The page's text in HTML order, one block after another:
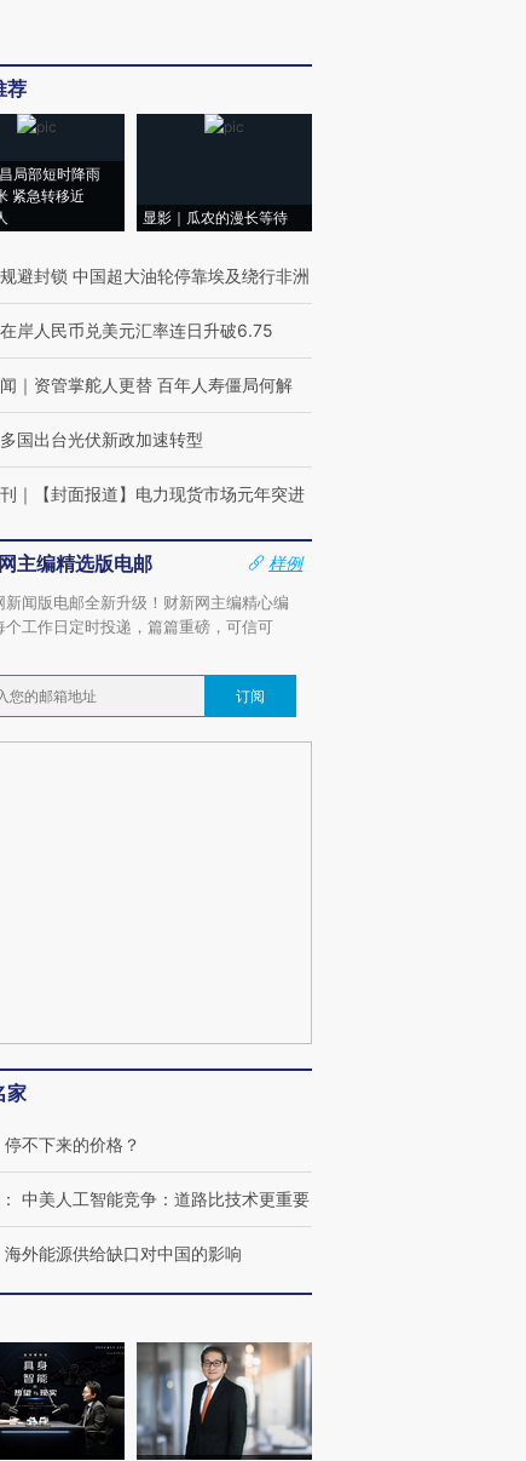
吸金
产们甘
马航飞行员跨国走私7万
粒摇头丸 尿检体内含3种
毒品
视线｜被称为“蟑螂”的印
度Z世代 用街头抗争将教
育部长拱下台
荐
局部短时降雨
紧急转移近
显影｜瓜农的漫长等待
规避封锁 中国超大油轮停靠埃及绕行非洲
在岸人民币兑美元汇率连日升破6.75
｜ 资管掌舵人更替 百年人寿僵局何解
多国出台光伏新政加速转型
｜ 【封面报道】电力现货市场元年突进
主编精选版电邮
样例
新闻版电邮全新升级！财新网主编精心编
个工作日定时投递，篇篇重磅，可信可
订阅
家
停不下来的价格？
： 中美人工智能竞争：道路比技术更重要
海外能源供给缺口对中国的影响